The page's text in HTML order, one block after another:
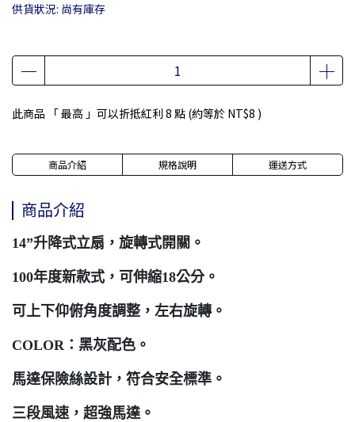
供貨狀況: 尚有庫存
此商品 「 最高 」可以折抵紅利 8 點 (約等於 NT$8 )
商品介紹 規格說明 運送方式
商品介紹
14”升降式立扇，旋轉式開關。
100年度新款式，可伸縮18公分。
可上下仰俯角度調整，左右旋轉。
COLOR：黑灰配色。
馬達保險絲設計，符合安全標準。
三段風速，超強馬達。